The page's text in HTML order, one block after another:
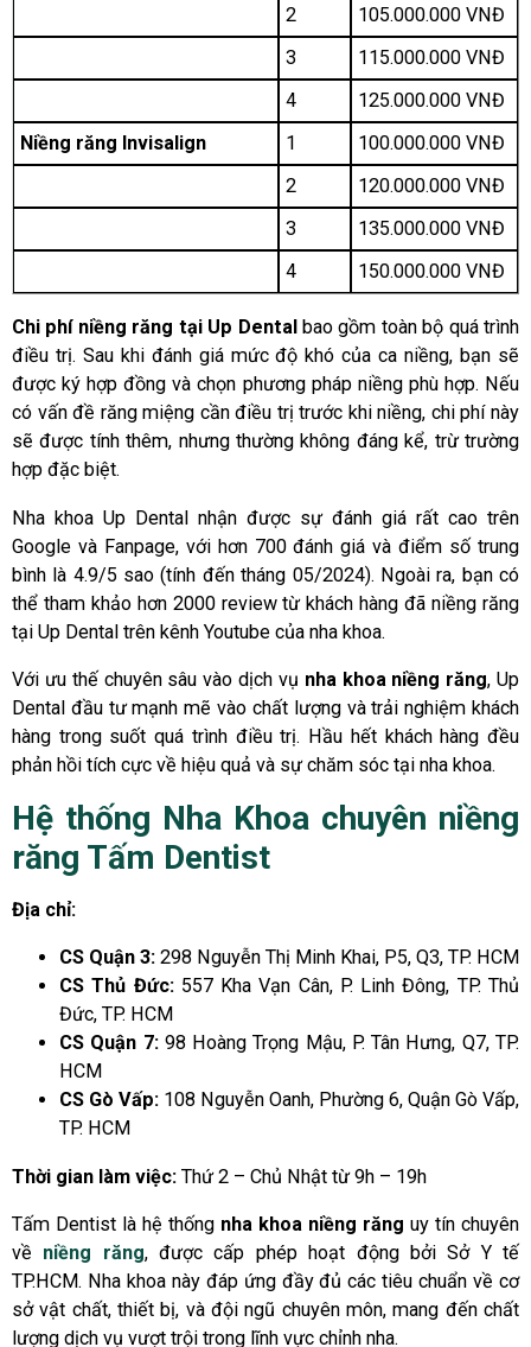
2
105.000.000 VNĐ
3
115.000.000 VNĐ
4
125.000.000 VNĐ
Niềng răng Invisalign
1
100.000.000 VNĐ
2
120.000.000 VNĐ
3
135.000.000 VNĐ
4
150.000.000 VNĐ
Chi phí niềng răng tại Up Dental bao gồm toàn bộ quá trình
điều trị. Sau khi đánh giá mức độ khó của ca niềng, bạn sẽ
được ký hợp đồng và chọn phương pháp niềng phù hợp. Nếu
có vấn đề răng miệng cần điều trị trước khi niềng, chi phí này
sẽ được tính thêm, nhưng thường không đáng kể, trừ trường
hợp đặc biệt.
Nha khoa Up Dental nhận được sự đánh giá rất cao trên
Google và Fanpage, với hơn 700 đánh giá và điểm số trung
bình là 4.9/5 sao (tính đến tháng 05/2024). Ngoài ra, bạn có
thể tham khảo hơn 2000 review từ khách hàng đã niềng răng
tại Up Dental trên kênh Youtube của nha khoa.
Với ưu thế chuyên sâu vào dịch vụ nha khoa niềng răng, Up
Dental đầu tư mạnh mẽ vào chất lượng và trải nghiệm khách
hàng trong suốt quá trình điều trị. Hầu hết khách hàng đều
phản hồi tích cực về hiệu quả và sự chăm sóc tại nha khoa.
Hệ thống Nha Khoa chuyên niềng
răng Tấm Dentist
Địa chỉ:
CS Quận 3: 298 Nguyễn Thị Minh Khai, P5, Q3, TP. HCM
CS Thủ Đức:557 Kha Vạn Cân, P. Linh Đông, TP. Thủ
Đức, TP. HCM
CS Quận 7:98 Hoàng Trọng Mậu, P. Tân Hưng, Q7, TP.
HCM
CS Gò Vấp: 108 Nguyễn Oanh, Phường 6, Quận Gò Vấp,
TP. HCM
Thời gian làm việc: Thứ 2 – Chủ Nhật từ 9h – 19h
Tấm Dentist là hệ thống nha khoa niềng răng uy tín chuyên
về niềng răng, được cấp phép hoạt động bởi Sở Y tế
TP.HCM. Nha khoa này đáp ứng đầy đủ các tiêu chuẩn về cơ
sở vật chất, thiết bị, và đội ngũ chuyên môn, mang đến chất
lượng dịch vụ vượt trội trong lĩnh vực chỉnh nha.